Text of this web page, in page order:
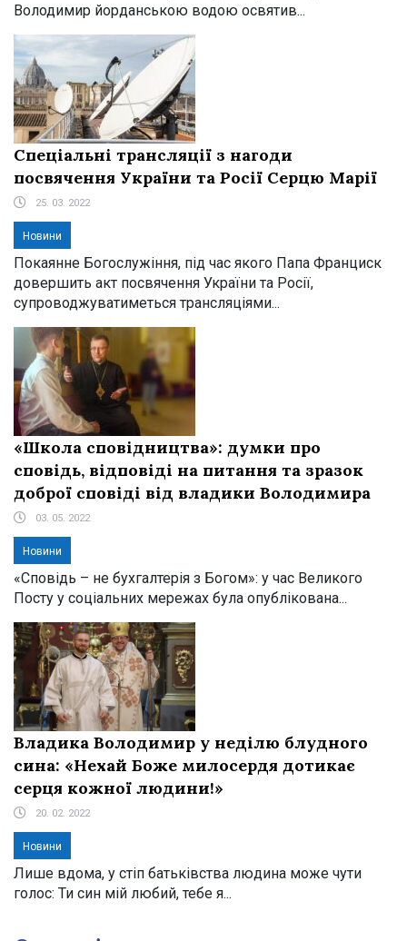
Володимир йорданською водою освятив...
Спеціальні трансляції з нагоди
посвячення України та Росії Серцю Марії
25. 03. 2022
Новини
Покаянне Богослужіння, під час якого Папа Франциск
довершить акт посвячення України та Росії,
супроводжуватиметься трансляціями...
«Школа сповідництва»: думки про
сповідь, відповіді на питання та зразок
доброї сповіді від владики Володимира
03. 05. 2022
Новини
«Сповідь – не бухгалтерія з Богом»: у час Великого
Посту у соціальних мережах була опублікована...
Владика Володимир у неділю блудного
сина: «Нехай Боже милосердя дотикає
серця кожної людини!»
20. 02. 2022
Новини
Лише вдома, у стіп батьківства людина може чути
голос: Ти син мій любий, тебе я...